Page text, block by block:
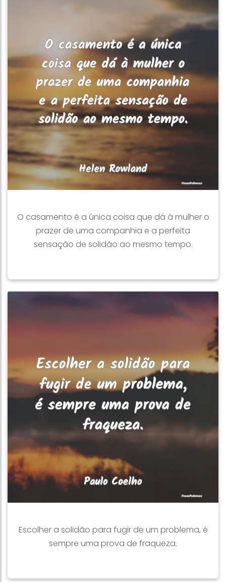
O casamento é a única coisa que dá à mulher o
prazer de uma companhia e a perfeita
sensação de solidão ao mesmo tempo.
Escolher a solidão para fugir de um problema, é
sempre uma prova de fraqueza.